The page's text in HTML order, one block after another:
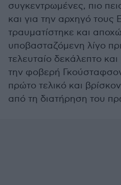
συγκεντρωμένες, πιο
και για την αρχηγό τους
τραυματίστηκε και
υποβασταζόμενη λίγο
τελευταίο δεκάλεπτο
την φοβερή
πρώτο τελικό και
από τη διατήρηση του